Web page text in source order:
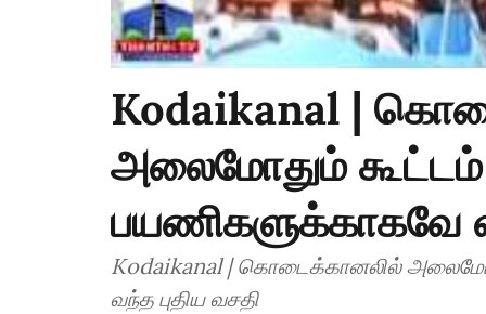
Kodaikanal |
அலைமோதும் கூட்டம்
பயணிகளுக்காகவே
Kodaikanal | கொடைக்கானலில்
வந்த புதிய வசதி